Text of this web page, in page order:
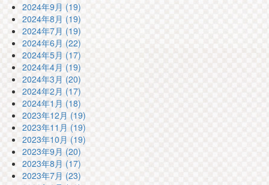
2024年9月 (19)
2024年8月 (19)
2024年7月 (19)
2024年6月 (22)
2024年5月 (17)
2024年4月 (19)
2024年3月 (20)
2024年2月 (17)
2024年1月 (18)
2023年12月 (19)
2023年11月 (19)
2023年10月 (19)
2023年9月 (20)
2023年8月 (17)
2023年7月 (23)